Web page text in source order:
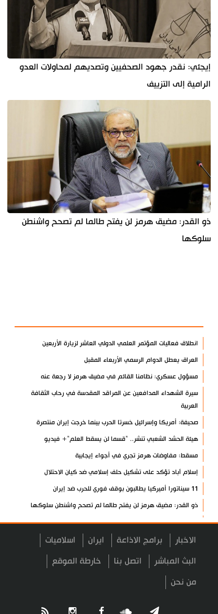
إيجئي: نقدر جهود الصحفيين وتصديهم لمحاولات العدو
الرامية إلى التزييف
ذو القدر: مضيق هرمز لن يفتح طالما لم تصحح واشنطن
سلوكها
انطلاق فعاليات المؤتمر العلمي الدولي العاشر لزيارة الأربعين
العراق يعطل الدوام الرسمي الأربعاء المقبل
مسؤول عسكري: نظامنا القائم في مضيق هرمز لا رجعة عنه
سيرة الشهداء المدافعين عن المراقد المقدسة في رحاب الثقافة
العربية
صحيفة: أمريكا وإسرائيل خسرتا الحرب بينما خرجت إيران منتصرة
هيئة الحشد الشعبي تنشر.. "قسما لن يسقط العلم"+ فيديو
مسقط: مفاوضات هرمز تجري في أجواء إيجابية
إسلام آباد تؤكد على تشكيل حلف إسلامي ضد كيان الاحتلال
11 سيناتورا أميركيا يطالبون بوقف فوري للحرب ضد إيران
ذو القدر: مضيق هرمز لن يفتح طالما لم تصحح واشنطن سلوكها
حرس الثورة: فتح مضيق هرمز مرهون بقبول الشروط الإيرانية
إيجئي: نقدر جهود الصحفيين وتصديهم لمحاولات العدو الرامية إلى
ولايتي: على القوات الأجنبية مغادرة المنطقة
مسؤول يمني: معادلة الحصار بالحصار مستمرة حتى تحقق أهدافها
الاخبار برامج الاذاعة ايران اسلاميات
البث المباشر اتصل بنا خارطة الموقع
من نحن